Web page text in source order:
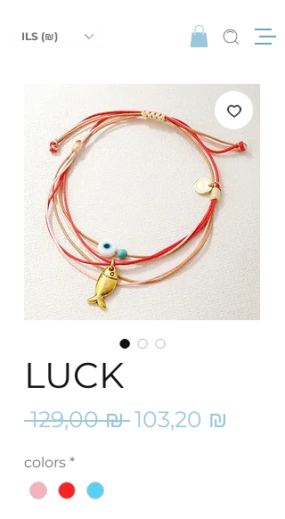
ILS (₪)
LUCK
129,00 ₪ Prix
103,20 ₪
colors *